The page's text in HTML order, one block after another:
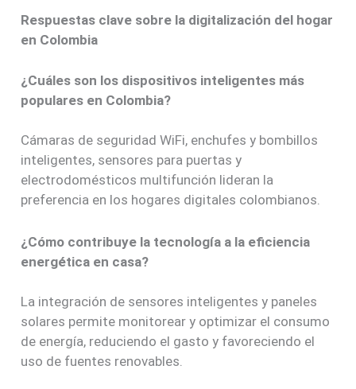
Respuestas clave sobre la digitalización del hogar
en Colombia
¿Cuáles son los dispositivos inteligentes más
populares en Colombia?
Cámaras de seguridad WiFi, enchufes y bombillos
inteligentes, sensores para puertas y
electrodomésticos multifunción lideran la
preferencia en los hogares digitales colombianos.
¿Cómo contribuye la tecnología a la eficiencia
energética en casa?
La integración de sensores inteligentes y paneles
solares permite monitorear y optimizar el consumo
de energía, reduciendo el gasto y favoreciendo el
uso de fuentes renovables.